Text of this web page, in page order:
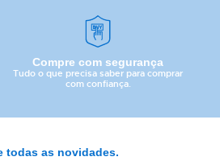
Compre com segurança
Tudo o que precisa saber para comprar
com confiança.
todas as novidades.